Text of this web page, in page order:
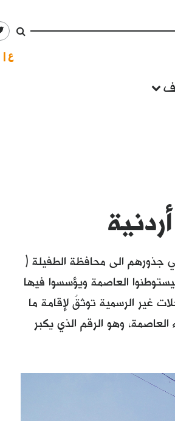
الى محافظة الطفيلة (
العاصمة ويؤسسوا فيها
غير الرسمية توثقُ لإقامة ما
وهو الرقم الذي يكبر